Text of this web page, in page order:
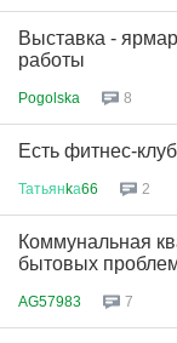
Выставка -
работы
Pogolska 8
Есть фитнес-
Татьянkа66 2
Коммунальная
бытовых
AG57983 7